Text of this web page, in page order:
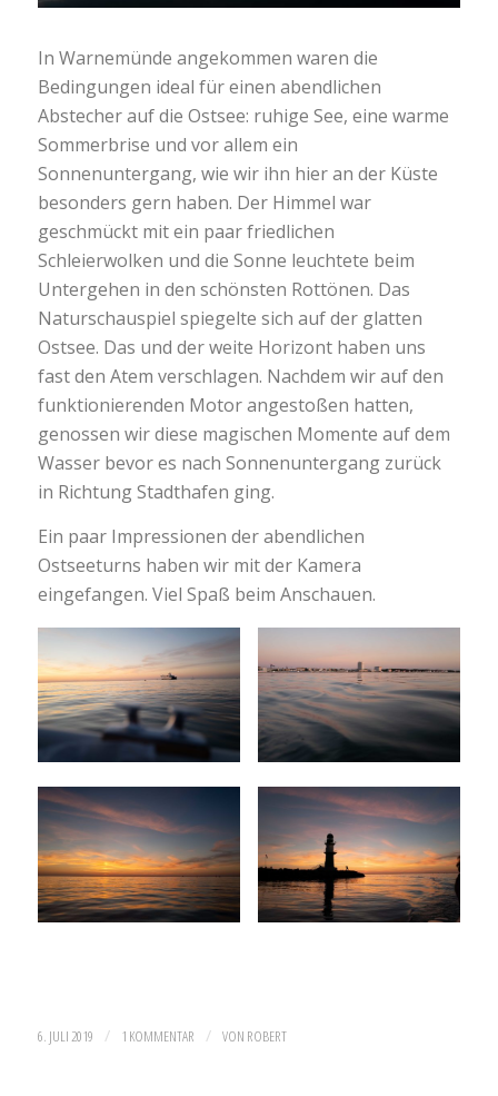
In Warnemünde angekommen waren die
Bedingungen ideal für einen abendlichen
Abstecher auf die Ostsee: ruhige See, eine warme
Sommerbrise und vor allem ein
Sonnenuntergang, wie wir ihn hier an der Küste
besonders gern haben. Der Himmel war
geschmückt mit ein paar friedlichen
Schleierwolken und die Sonne leuchtete beim
Untergehen in den schönsten Rottönen. Das
Naturschauspiel spiegelte sich auf der glatten
Ostsee. Das und der weite Horizont haben uns
fast den Atem verschlagen. Nachdem wir auf den
funktionierenden Motor angestoßen hatten,
genossen wir diese magischen Momente auf dem
Wasser bevor es nach Sonnenuntergang zurück
in Richtung Stadthafen ging.
Ein paar Impressionen der abendlichen
Ostseeturns haben wir mit der Kamera
eingefangen. Viel Spaß beim Anschauen.
6. JULI 2019 / 1 KOMMENTAR / VON ROBERT